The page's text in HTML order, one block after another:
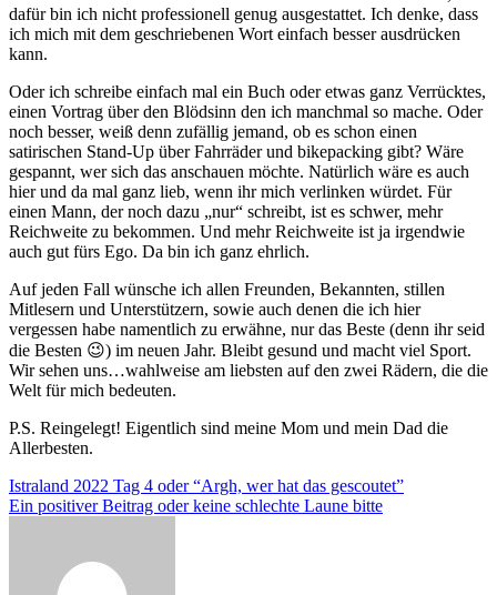
dafür bin ich nicht professionell genug ausgestattet. Ich denke, dass
ich mich mit dem geschriebenen Wort einfach besser ausdrücken
kann.
Oder ich schreibe einfach mal ein Buch oder etwas ganz Verrücktes,
einen Vortrag über den Blödsinn den ich manchmal so mache. Oder
noch besser, weiß denn zufällig jemand, ob es schon einen
satirischen Stand-Up über Fahrräder und bikepacking gibt? Wäre
gespannt, wer sich das anschauen möchte. Natürlich wäre es auch
hier und da mal ganz lieb, wenn ihr mich verlinken würdet. Für
einen Mann, der noch dazu „nur“ schreibt, ist es schwer, mehr
Reichweite zu bekommen. Und mehr Reichweite ist ja irgendwie
auch gut fürs Ego. Da bin ich ganz ehrlich.
Auf jeden Fall wünsche ich allen Freunden, Bekannten, stillen
Mitlesern und Unterstützern, sowie auch denen die ich hier
vergessen habe namentlich zu erwähne, nur das Beste (denn ihr seid
die Besten 😉) im neuen Jahr. Bleibt gesund und macht viel Sport.
Wir sehen uns…wahlweise am liebsten auf den zwei Rädern, die die
Welt für mich bedeuten.
P.S. Reingelegt! Eigentlich sind meine Mom und mein Dad die
Allerbesten.
Beitragsnavigation
Istraland 2022 Tag 4 oder “Argh, wer hat das gescoutet”
Ein positiver Beitrag oder keine schlechte Laune bitte